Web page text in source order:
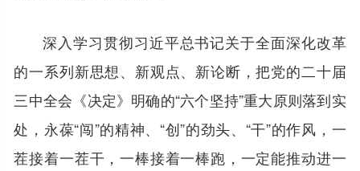
深入学习贯彻习近平总书记关于全面深化改革
的一系列新思想、新观点、新论断，把党的二十届
三中全会《决定》明确的“六个坚持”重大原则落到实
处，永葆“闯”的精神、“创”的劲头、“干”的作风，一
茬接着一茬干，一棒接着一棒跑，一定能推动进一